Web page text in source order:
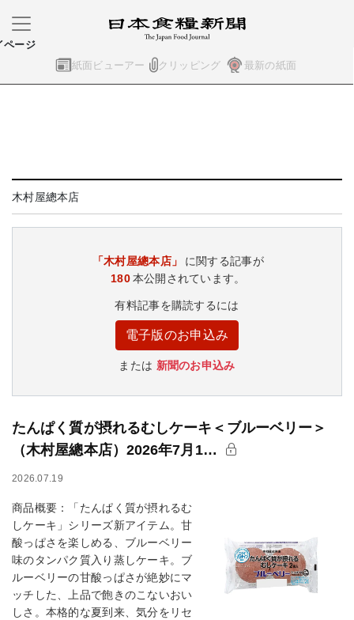
紙面ビューアー クリッピング 最新の紙面
ページ
木村屋總本店
「木村屋總本店」
に関する記事が
180本公開されています。
有料記事を購読するには
電子版のお申込み
または 新聞のお申込み
たんぱく質が摂れるむしケーキ＜ブルーベリー＞
（木村屋總本店）2026年7月1…
2026.07.19
商品概要：「たんぱく質が摂れるむ
しケーキ」シリーズ新アイテム。甘
酸っぱさを楽しめる、ブルーベリー
味のタンパク質入り蒸しケーキ。ブ
ルーベリーの甘酸っぱさが絶妙にマ
ッチした、上品で飽きのこないおい
しさ。本格的な夏到来、気分をリセ